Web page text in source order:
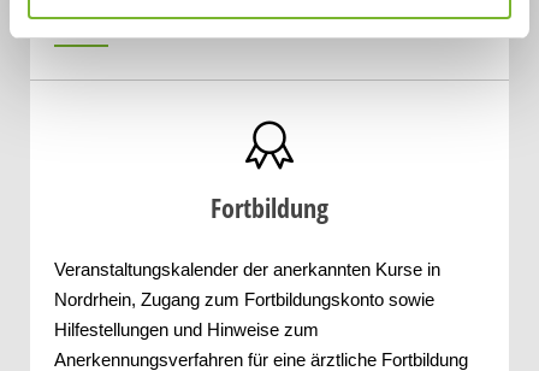
Fortbildung
Veranstaltungskalender der anerkannten Kurse in
Nordrhein, Zugang zum Fortbildungskonto sowie
Hilfestellungen und Hinweise zum
Anerkennungsverfahren für eine ärztliche Fortbildung